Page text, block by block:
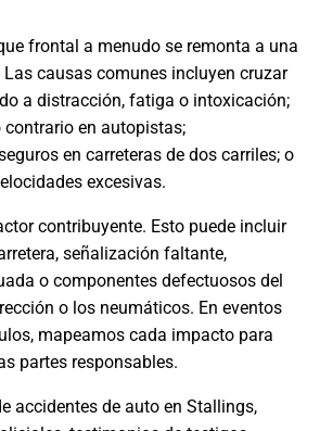
frontal a menudo se remonta a una
causas comunes incluyen cruzar
a distracción, fatiga o intoxicación;
en autopistas;
en carreteras de dos carriles; o
excesivas.
contribuyente. Esto puede incluir
señalización faltante,
o componentes defectuosos del
o los neumáticos. En eventos
mapeamos cada impacto para
partes responsables.
accidentes de auto en Stallings,